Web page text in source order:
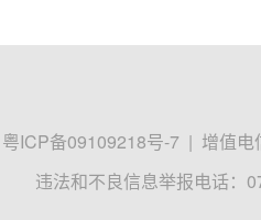
粤ICP备09109218号-7 | 增值电
违法和不良信息举报电话：